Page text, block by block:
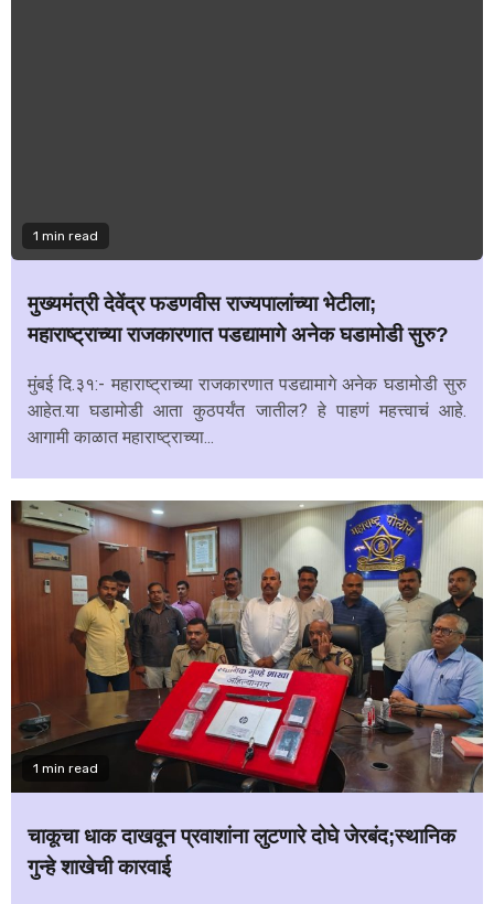
1 min read
मुख्यमंत्री देवेंद्र फडणवीस राज्यपालांच्या भेटीला;
महाराष्ट्राच्या राजकारणात पडद्यामागे अनेक घडामोडी सुरु?
मुंबई दि.३१:- महाराष्ट्राच्या राजकारणात पडद्यामागे अनेक घडामोडी सुरु
आहेत.या घडामोडी आता कुठपर्यंत जातील? हे पाहणं महत्त्वाचं आहे.
आगामी काळात महाराष्ट्राच्या...
1 min read
चाकूचा धाक दाखवून प्रवाशांना लुटणारे दोघे जेरबंद;स्थानिक
गुन्हे शाखेची कारवाई